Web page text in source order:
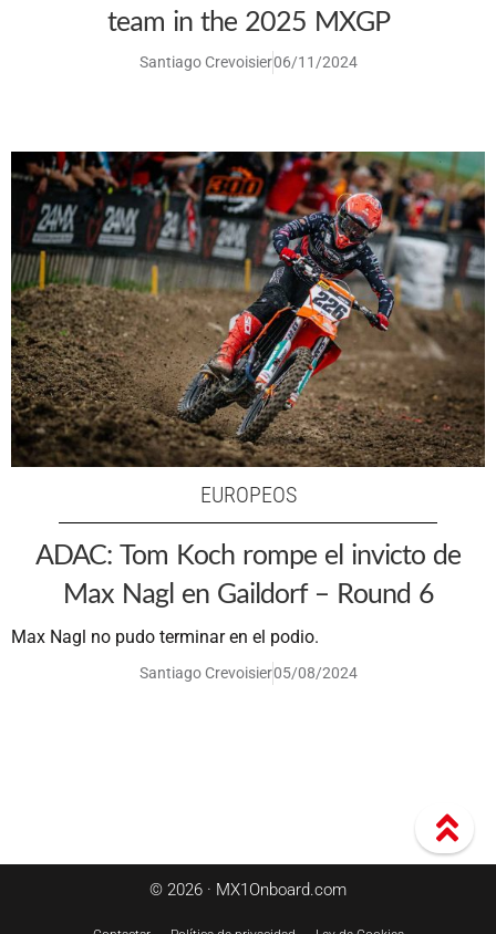
team in the 2025 MXGP
Santiago Crevoisier06/11/2024
EUROPEOS
ADAC: Tom Koch rompe el invicto de
Max Nagl en Gaildorf – Round 6
Max Nagl no pudo terminar en el podio.
Santiago Crevoisier05/08/2024
© 2026 · MX1Onboard.com